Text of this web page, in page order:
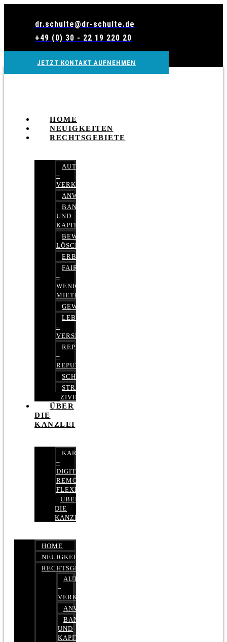
dr.schulte@dr-schulte.de
+49 (0) 30 - 22 19 220 20
JETZT KONTAKT AUFNEHMEN
HOME
NEUIGKEITEN
RECHTSGEBIETE
AUTOBETRUG
–
VERKEHRSRECHT
ANWALTSHAFTUNGSRECHT
BANK-
UND
KAPITALMARKTRECHT
BEWERTUNGEN
LÖSCHEN
ERBRECHT
FAIRMIETEN
–
WENIGER
MIETE
GEWERBERECHT
LEBENSVERSICHERUNG
–
VERSICHERUNGSRECHT
REPUTATIONSRECHT
–
REPUTATIONSMANAGEMENT
SCHUFARECHT
STRAFRECHT
ZIVILRECHT
ÜBER
DIE
KANZLEI
KARRIERE
–
DIGITAL,
REMOTE,
FLEXIBEL
ÜBER
DIE
KANZLEI
HOME
NEUIGKEITEN
RECHTSGEBIETE
AUTOBETRUG
–
VERKEHRSRECHT
ANWALTSHAFTUNGSRECHT
BANK-
UND
KAPITALMARKTRECHT